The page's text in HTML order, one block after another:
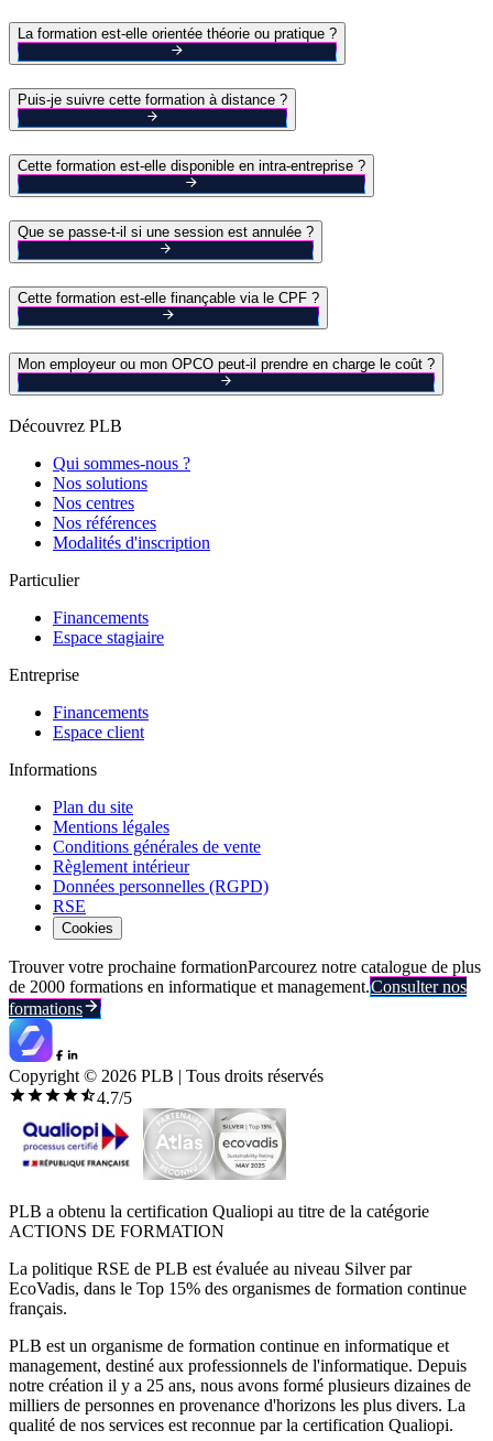
La formation est-elle orientée théorie ou pratique ?
Puis-je suivre cette formation à distance ?
Cette formation est-elle disponible en intra-entreprise ?
Que se passe-t-il si une session est annulée ?
Cette formation est-elle finançable via le CPF ?
Mon employeur ou mon OPCO peut-il prendre en charge le coût ?
Découvrez PLB
Qui sommes-nous ?
Nos solutions
Nos centres
Nos références
Modalités d'inscription
Particulier
Financements
Espace stagiaire
Entreprise
Financements
Espace client
Informations
Plan du site
Mentions légales
Conditions générales de vente
Règlement intérieur
Données personnelles (RGPD)
RSE
Cookies
Trouver votre prochaine formationParcourez notre catalogue de plus
de 2000 formations en informatique et management.Consulter nos
formations
Copyright © 2026 PLB | Tous droits réservés
4.7/5
PLB a obtenu la certification Qualiopi au titre de la catégorie
ACTIONS DE FORMATION
La politique RSE de PLB est évaluée au niveau Silver par
EcoVadis, dans le Top 15% des organismes de formation continue
français.
PLB est un organisme de formation continue en informatique et
management, destiné aux professionnels de l'informatique. Depuis
notre création il y a 25 ans, nous avons formé plusieurs dizaines de
milliers de personnes en provenance d'horizons les plus divers. La
qualité de nos services est reconnue par la certification Qualiopi.